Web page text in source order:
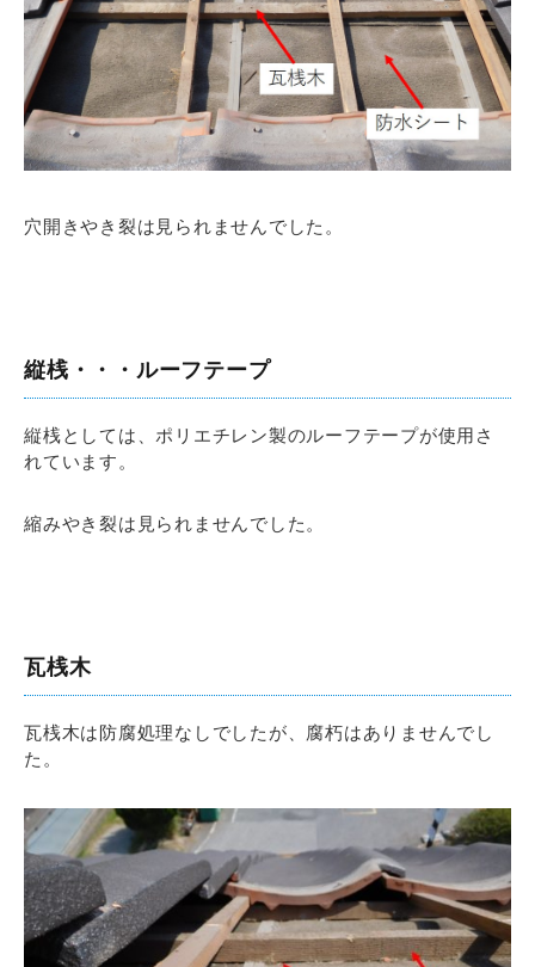
穴開きやき裂は見られませんでした。
縦桟・・・ルーフテープ
縦桟としては、ポリエチレン製のルーフテープが使用さ
れています。
縮みやき裂は見られませんでした。
瓦桟木
瓦桟木は防腐処理なしでしたが、腐朽はありませんでし
た。